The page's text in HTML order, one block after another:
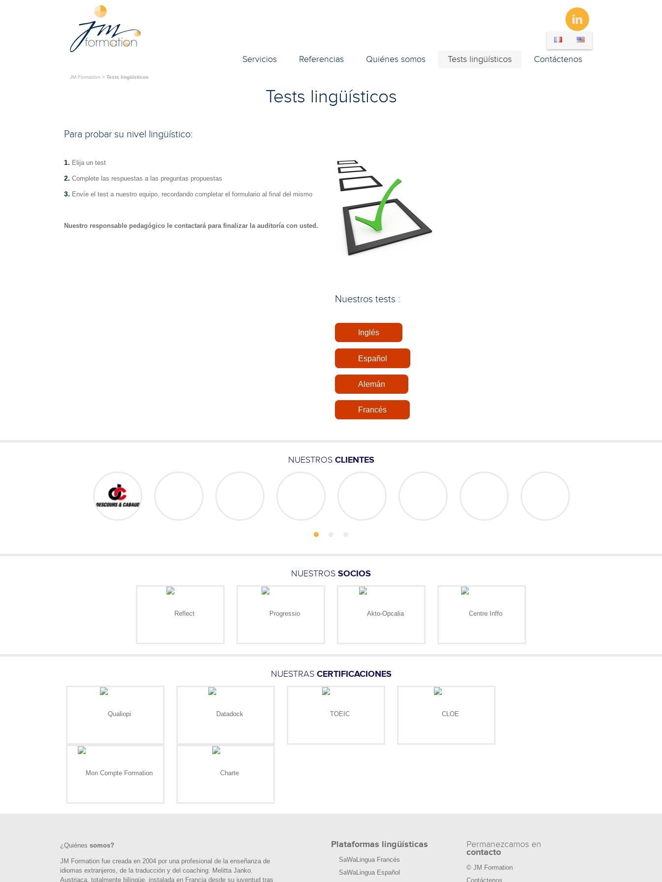
LINKEDIN
Servicios Referencias Quiénes somos Tests lingüísticos Contáctenos
JM Formation > Tests lingüísticos
Tests lingüísticos
Para probar su nivel lingüístico:
1. Elija un test
2. Complete las respuestas a las preguntas propuestas
3. Envíe el test a nuestro equipo, recordando completar el formulario al final del mismo
Nuestro responsable pedagógico le contactará para finalizar la auditoría con usted.
Nuestros tests :
Inglés
Español
Alemán
Francés
NUESTROS CLIENTES
NUESTROS SOCIOS
NUESTRAS CERTIFICACIONES
¿Quiénes somos?
JM Formation fue creada en 2004 por una profesional de la enseñanza de
idiomas extranjeros, de la traducción y del coaching: Melitta Janko.
Austriaca, totalmente bilingüe, instalada en Francia desde su juventud tras
Plataformas lingüísticas
SaWaLingua Francés
SaWaLingua Español
Permanezcamos en
contacto
© JM Formation
Contáctenos